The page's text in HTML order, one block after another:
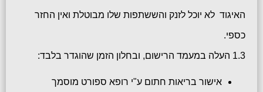
האיגוד לא יוכל לזנק והששתפות שלו מבוטלת ואין החזר
כספי.
1.3 העלה במעמד הרישום, ובחלון הזמן שהוגדר בלבד:
אישור בריאות חתום ע"י רופא ספורט מוסמך